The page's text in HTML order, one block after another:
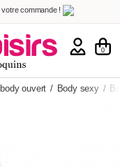
commande !
payer !
69,00€ d'achat)
0
ouvert / Body sexy /